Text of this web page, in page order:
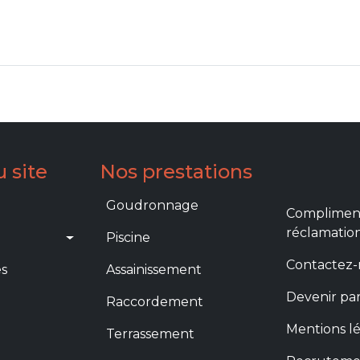
site Nos prestations
Prestations
Goudronnage
Piscine
Assainissement
Raccordement
Terrassement
Menu
Devenir
Mentions